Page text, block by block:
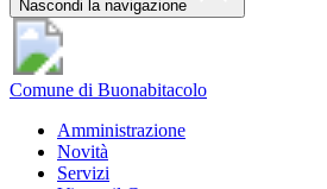
Nascondi la navigazione
Comune di Buonabitacolo
Amministrazione
Novità
Servizi